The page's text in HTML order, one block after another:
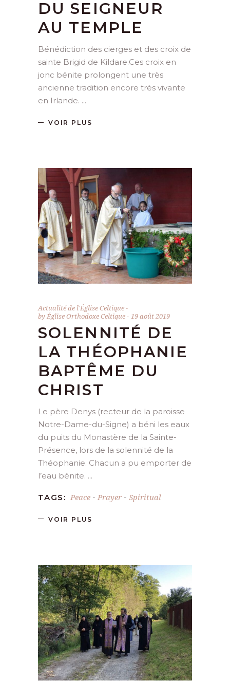
DU SEIGNEUR
AU TEMPLE
Bénédiction des cierges et des croix de
sainte Brigid de Kildare.Ces croix en
jonc bénite prolongent une très
ancienne tradition encore très vivante
en Irlande.
VOIR PLUS
Actualité de l'Église Celtique
byÉglise Orthodoxe Celtique 19 août 2019
SOLENNITÉ DE
LA THÉOPHANIE
BAPTÊME DU
CHRIST
Le père Denys (recteur de la paroisse
Notre-Dame-du-Signe) a béni les eaux
du puits du Monastère de la Sainte-
Présence, lors de la solennité de la
Théophanie. Chacun a pu emporter de
l’eau bénite.
TAGS: Peace - Prayer - Spiritual
VOIR PLUS